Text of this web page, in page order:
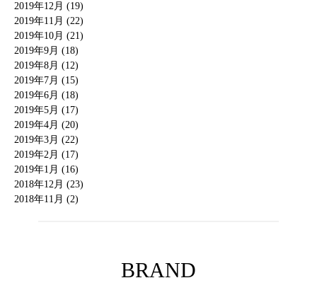
2019年12月 (19)
2019年11月 (22)
2019年10月 (21)
2019年9月 (18)
2019年8月 (12)
2019年7月 (15)
2019年6月 (18)
2019年5月 (17)
2019年4月 (20)
2019年3月 (22)
2019年2月 (17)
2019年1月 (16)
2018年12月 (23)
2018年11月 (2)
BRAND